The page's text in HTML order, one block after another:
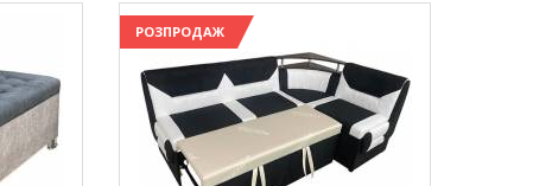
РОЗПРОДАЖ